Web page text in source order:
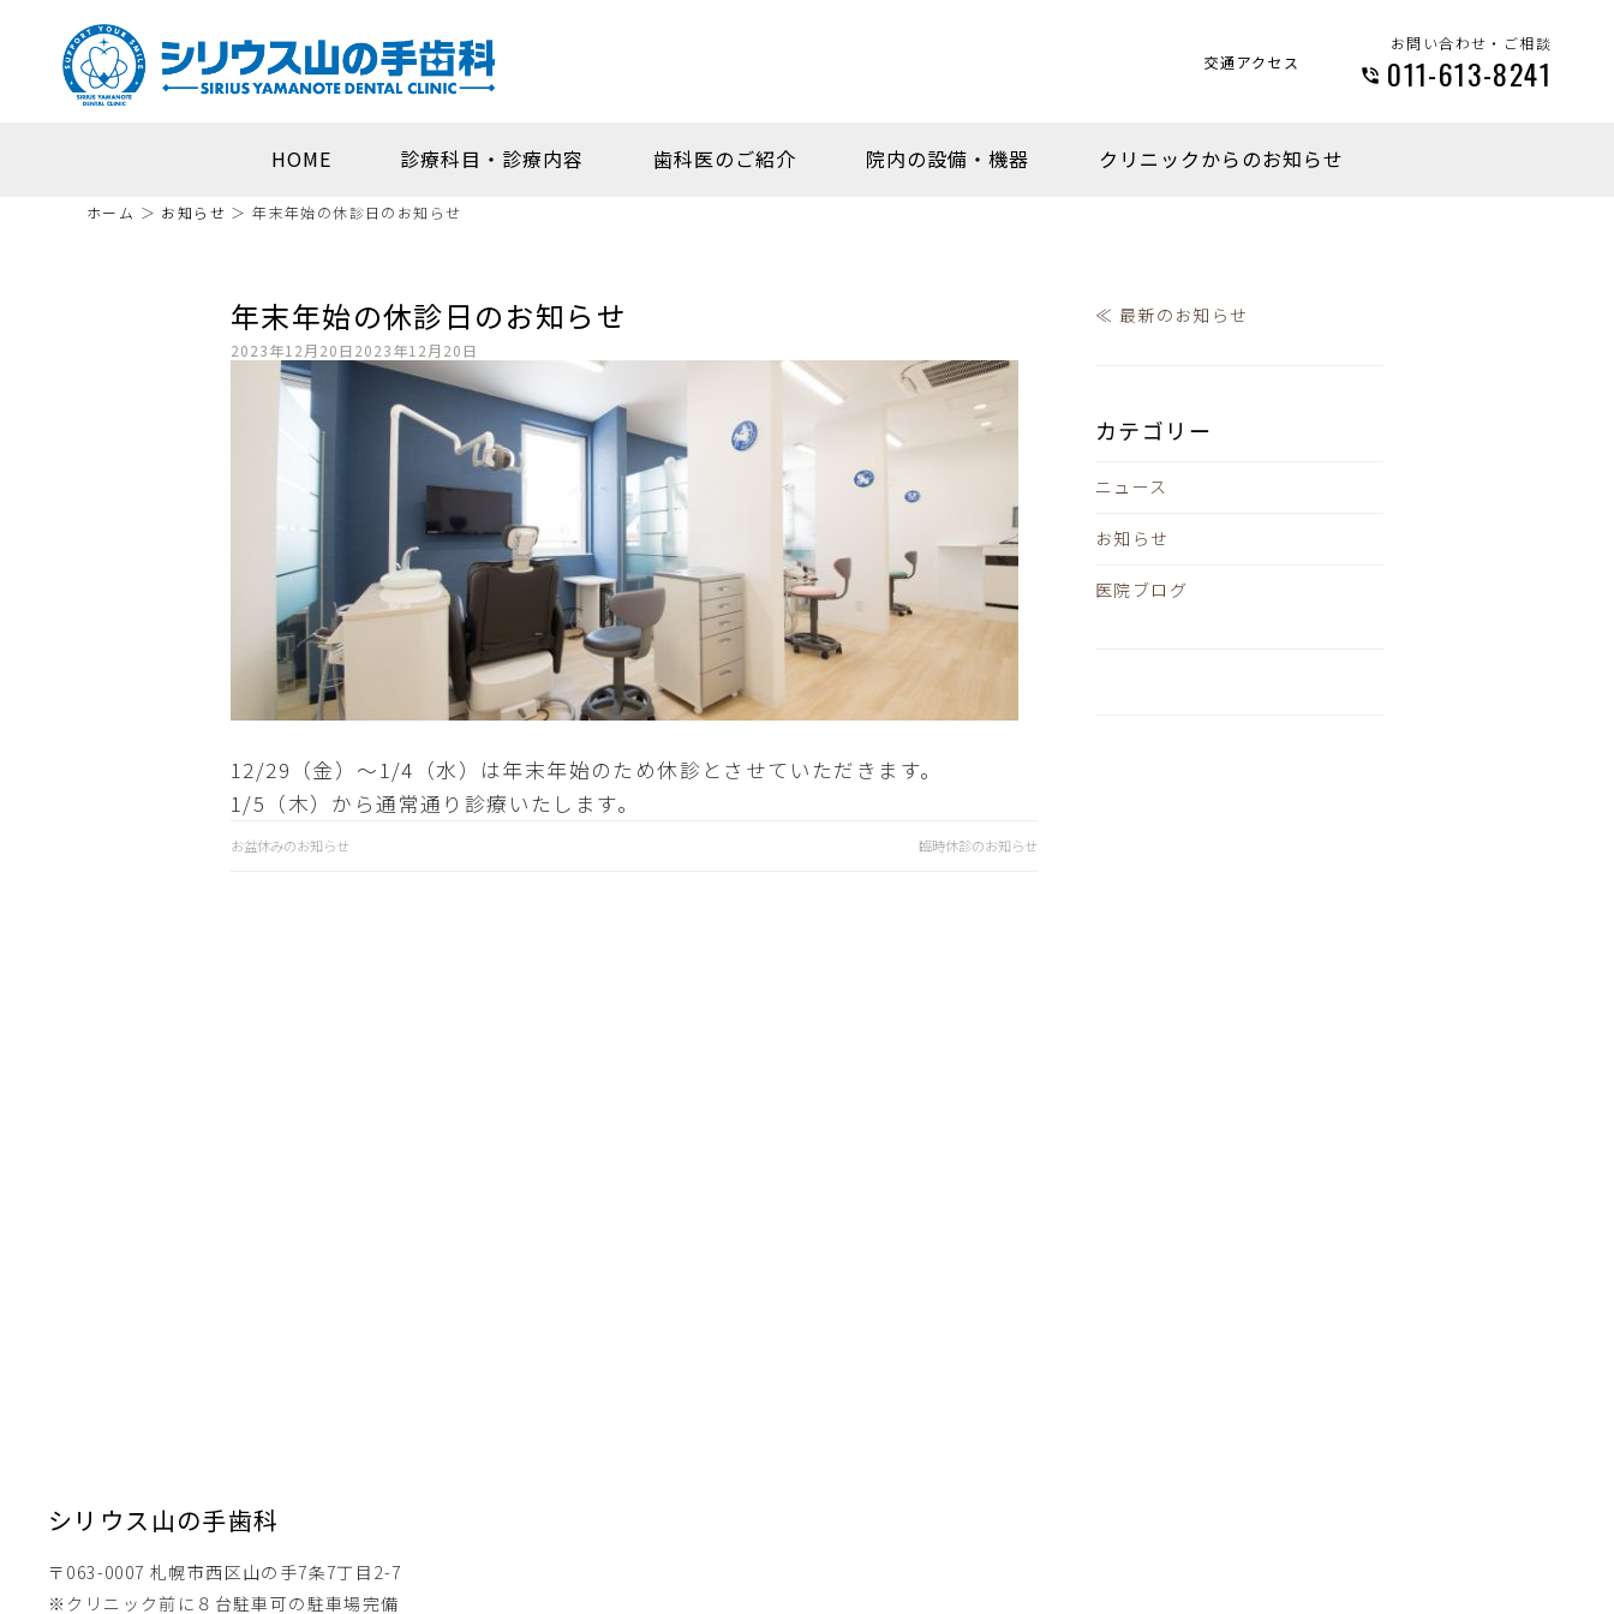
お問い合わせ・ご相談
011-613-8241
交通アクセス
HOME 診療科目・診療内容 歯科医のご紹介 院内の設備・機器 クリニックからのお知らせ
ホーム ＞ お知らせ ＞年末年始の休診日のお知らせ
年末年始の休診日のお知らせ
2023年12月20日 2023年12月20日
12/29（金）〜1/4（水）は年末年始のため休診とさせていただきます。
1/5（木）から通常通り診療いたします。
お盆休みのお知らせ 臨時休診のお知らせ
≪ 最新のお知らせ
カテゴリー
ニュース
お知らせ
医院ブログ
シリウス山の手歯科
〒063-0007 札幌市西区山の手7条7丁目2-7
※クリニック前に８台駐車可の駐車場完備